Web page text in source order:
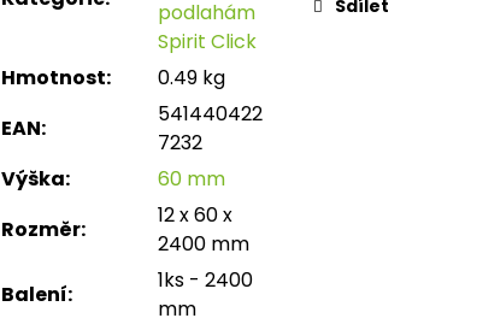
podlahám
Spirit Click
Hmotnost:
0.49 kg
EAN:
541440422
7232
Výška:
60 mm
Rozměr:
12 x 60 x
2400 mm
Balení:
1ks - 2400
mm
Sdílet